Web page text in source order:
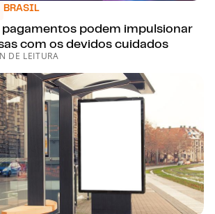
podem impulsionar médias
BRASIL
podem impulsionar
com os devidos cuidados
DE LEITURA